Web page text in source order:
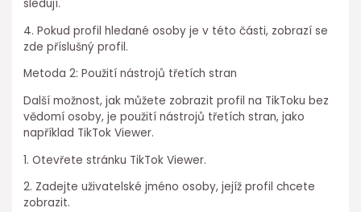
sledují.
4. Pokud profil hledané osoby je v této části, zobrazí se
zde příslušný profil.
Metoda 2: Použití nástrojů třetích stran
Další možnost, jak můžete zobrazit profil na TikToku bez
vědomí osoby, je použití nástrojů třetích stran, jako
například TikTok Viewer.
1. Otevřete stránku TikTok Viewer.
2. Zadejte uživatelské jméno osoby, jejíž profil chcete
zobrazit.